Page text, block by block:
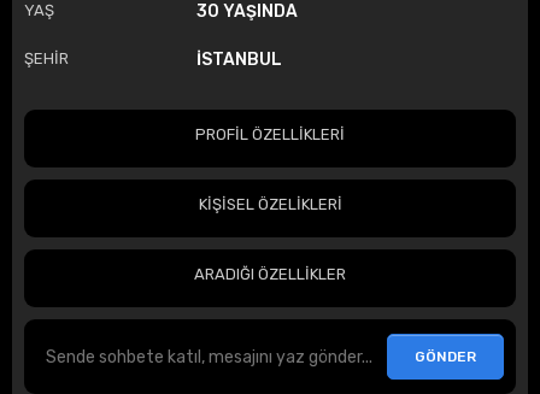
YAŞ 30 YAŞINDA
ŞEHİR İSTANBUL
PROFİL ÖZELLİKLERİ
KİŞİSEL ÖZELİKLERİ
ARADIĞI ÖZELLİKLER